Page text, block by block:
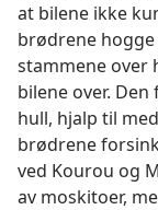
at bilene ikke
brødrene
stammene over
bilene over.
hull, hjalp til
brødrene
ved Kourou og
av moskitoer,